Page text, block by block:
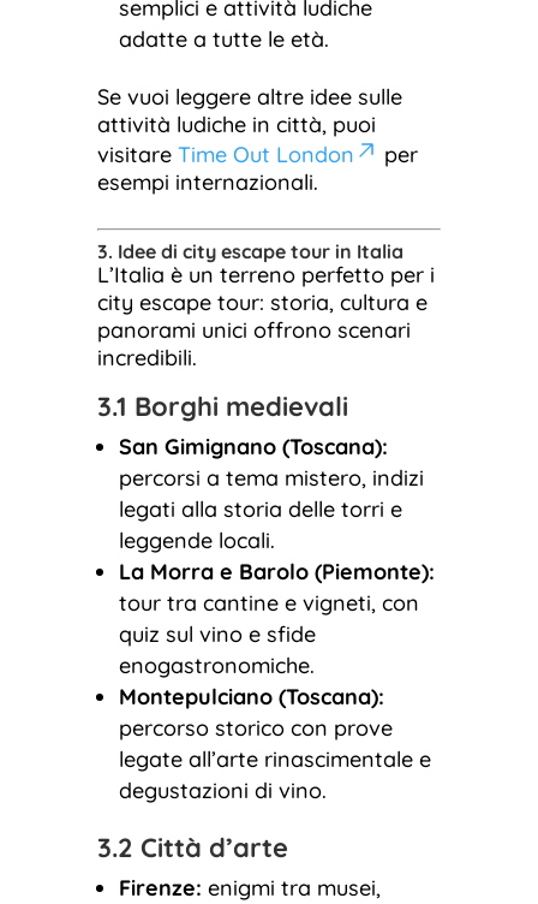
semplici e attività ludiche
adatte a tutte le età.
Se vuoi leggere altre idee sulle
attività ludiche in città, puoi
visitare Time Out London
per
esempi internazionali.
3. Idee di city escape tour in Italia
L’Italia è un terreno perfetto per i
city escape tour: storia, cultura e
panorami unici offrono scenari
incredibili.
3.1 Borghi medievali
San Gimignano (Toscana):
percorsi a tema mistero, indizi
legati alla storia delle torri e
leggende locali.
La Morra e Barolo (Piemonte):
tour tra cantine e vigneti, con
quiz sul vino e sfide
enogastronomiche.
Montepulciano (Toscana):
percorso storico con prove
legate all’arte rinascimentale e
degustazioni di vino.
3.2 Città d’arte
Firenze: enigmi tra musei,